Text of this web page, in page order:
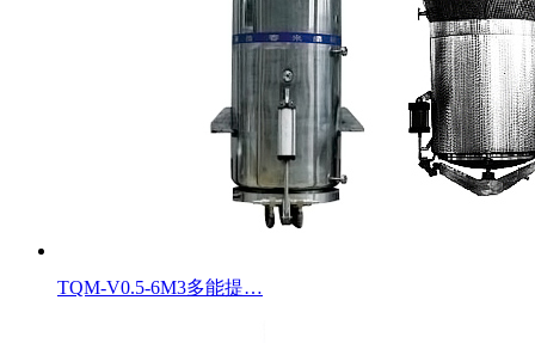
TQM-V0.5-6M3多能提…